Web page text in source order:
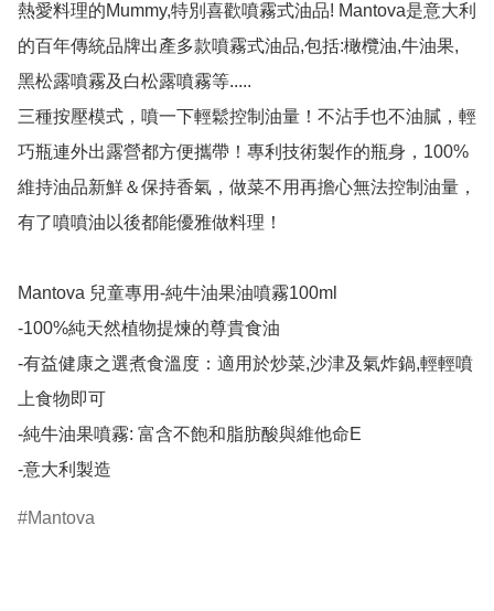
熱愛料理的Mummy,特別喜歡噴霧式油品! Mantova是意大利
的百年傳統品牌出產多款噴霧式油品,包括:橄欖油,牛油果,
黑松露噴霧及白松露噴霧等.....
三種按壓模式，噴一下輕鬆控制油量！不沾手也不油膩，輕
巧瓶連外出露營都方便攜帶！專利技術製作的瓶身，100%
維持油品新鮮＆保持香氣，做菜不用再擔心無法控制油量，
有了噴噴油以後都能優雅做料理！
Mantova 兒童專用-純牛油果油噴霧100ml
-100%純天然植物提煉的尊貴食油
-有益健康之選煮食溫度：適用於炒菜,沙津及氣炸鍋,輕輕噴
上食物即可
-純牛油果噴霧: 富含不飽和脂肪酸與維他命E
-意大利製造
Mantova